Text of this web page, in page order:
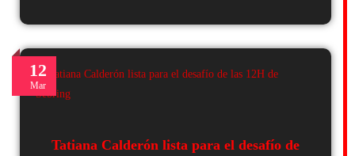
12
Mar
Tatiana Calderón lista para el desafío de